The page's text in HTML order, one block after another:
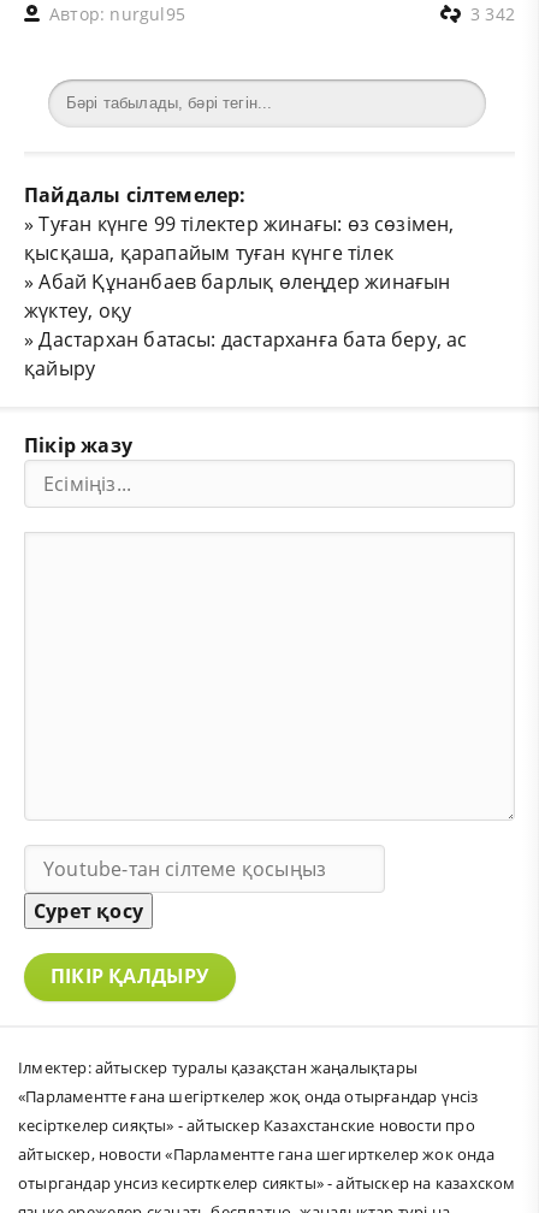
Автор: nurgul95 3 342
Пайдалы сілтемелер:
»Туған күнге 99 тілектер жинағы: өз сөзімен,
қысқаша, қарапайым туған күнге тілек
»Абай Құнанбаев барлық өлеңдер жинағын
жүктеу, оқу
»Дастархан батасы: дастарханға бата беру, ас
қайыру
Пікір жазу
Сурет қосу
ПІКІР ҚАЛДЫРУ
Ілмектер:айтыскер туралы қазақстан жаңалықтары
«Парламентте ғана шегірткелер жоқ онда отырғандар үнсіз
кесірткелер сияқты» - айтыскер Казахстанские новости про
айтыскер, новости «Парламентте гана шегирткелер жок онда
отыргандар унсиз кесирткелер сиякты» - айтыскер на казахском